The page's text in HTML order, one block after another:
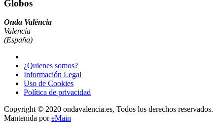
Globos
Onda Valéncia
Valencia
(España)
¿Quienes somos?
Información Legal
Uso de Cookies
Política de privacidad
Copyright © 2020 ondavalencia.es, Todos los derechos reservados.
Mantenida poreMain